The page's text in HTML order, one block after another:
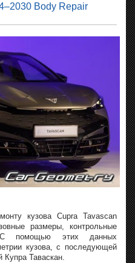
Body Repair
кузова Cupra Tavascan
размеры, контрольные
С помощью этих данных
кузова, с последующей
Купра Таваскан.